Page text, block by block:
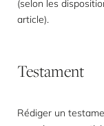
(selon les
article).
Testament
Rédiger un